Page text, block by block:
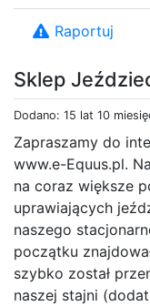
Sklep
Dodano: 15 lat 10
Zapraszamy do
www.e-Equus.pl.
na coraz większe
uprawiających
naszego
początku
szybko został
naszej stajni
Raportuj